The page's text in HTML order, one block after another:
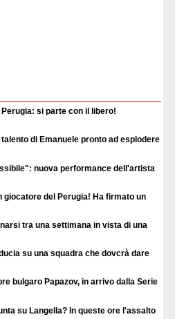
si parte con il libero!
di Emanuele pronto ad esplodere
nuova performance dell'artista
del Perugia! Ha firmato un
tra una settimana in vista di una
su una squadra che dovcrà dare
bulgaro Papazov, in arrivo dalla Serie
su Langella? In queste ore l'assalto